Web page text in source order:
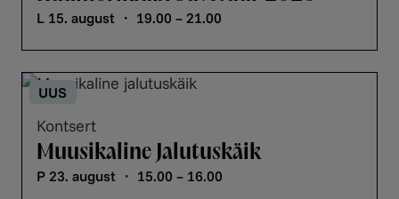
L 15. august ・ 19.00 – 21.00
UUS
Kontsert
Muusikaline Jalutuskäik
P 23. august ・ 15.00 – 16.00